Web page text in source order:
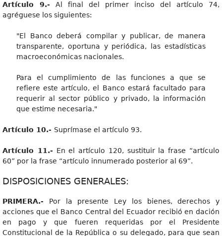
Artículo 9.- Al final del primer inciso del artículo 74,
agréguese los siguientes:
"El Banco deberá compilar y publicar, de manera
transparente, oportuna y periódica, las estadísticas
macroeconómicas nacionales.
Para el cumplimiento de las funciones a que se
refiere este artículo, el Banco estará facultado para
requerir al sector público y privado, la información
que estime necesaria."
Artículo 10.- Suprímase el artículo 93.
Artículo 11.- En el artículo 120, sustituir la frase “artículo
60” por la frase “artículo innumerado posterior al 69”.
DISPOSICIONES GENERALES:
PRIMERA.- Por la presente Ley los bienes, derechos y
acciones que el Banco Central del Ecuador recibió en dación
en pago y que fueren requeridas por el Presidente
Constitucional de la República o su delegado, para que sean